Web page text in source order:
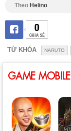
Theo Helino
0
CHIA SẺ
TỪ KHÓA NARUTO
GAME